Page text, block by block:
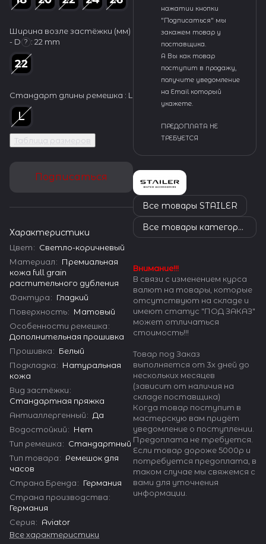
Ширина возле застёжки (мм)
- D ? : 22 mm
Стандарт длины ремешка : L
Таблица размеров
Подписаться
Характеристики
Цвет: Светло-коричневый
Материал: Премиальная
кожа full grain
растительного дубления
Фактура: Гладкий
Поверхность: Матовый
Особенности ремешка:
Дополнительная прошивка
Прошивка: Белый
Подкладка: Натуральная
кожа
Вид застёжки:
Стандартная пряжка
Антиаллергенный: Да
Водостойкий: Нет
Тип ремешка: Стандартный
Тип товара: Ремешок для
часов
Страна Бренда: Германия
Страна производства:
Германия
Серия: Aviator
Все характеристики
нажатии кнопки
"Подписаться" мы
закажем товар у
поставщика.
А Вы как товар
поступит в продажу,
получите уведомление
на Email который
укажете.
ПРЕДОПЛАТА НЕ
ТРЕБУЕТСЯ
Все товары STAILER
Все товары категории
Внимание!!!
В связи с изменением курса
валют на товары, которые
отсутствуют на складе и
имеют статус "ПОД ЗАКАЗ"
может отличаться
стоимость!!!
Товар под Заказ
выполняется от 3х дней до
нескольких месяцев
(зависит от наличия на
складе поставщика)
Когда товар поступит в
мастерскую вам придёт
уведомление о поступлении.
Предоплата не требуется.
Если товар дороже 5000р и
потребуется предоплата, в
таком случае мы свяжемся с
вами для уточнения
информации.